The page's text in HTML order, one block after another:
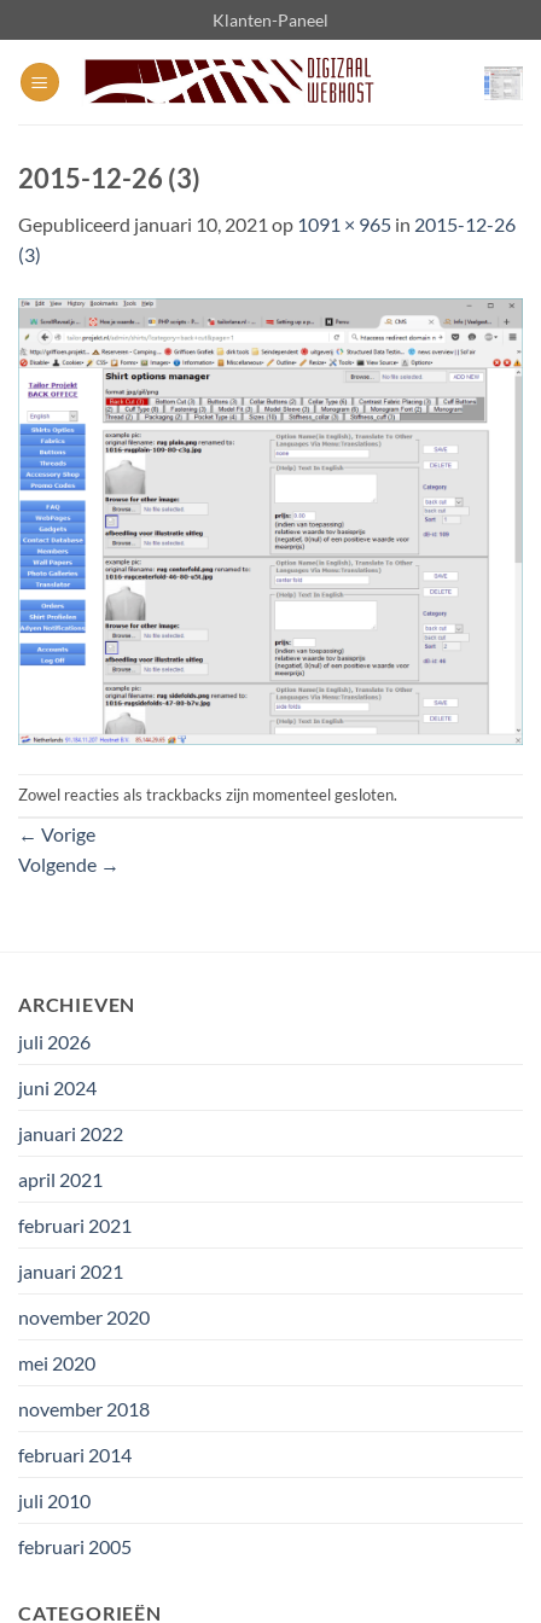
naar
inhoud
Klanten-Paneel
2015-12-26 (3)
Gepubliceerd januari 10, 2021 op 1091 × 965 in 2015-12-26
(3)
Zowel reacties als trackbacks zijn momenteel gesloten.
← Vorige
Volgende →
ARCHIEVEN
juli 2026
juni 2024
januari 2022
april 2021
februari 2021
januari 2021
november 2020
mei 2020
november 2018
februari 2014
juli 2010
februari 2005
CATEGORIEËN